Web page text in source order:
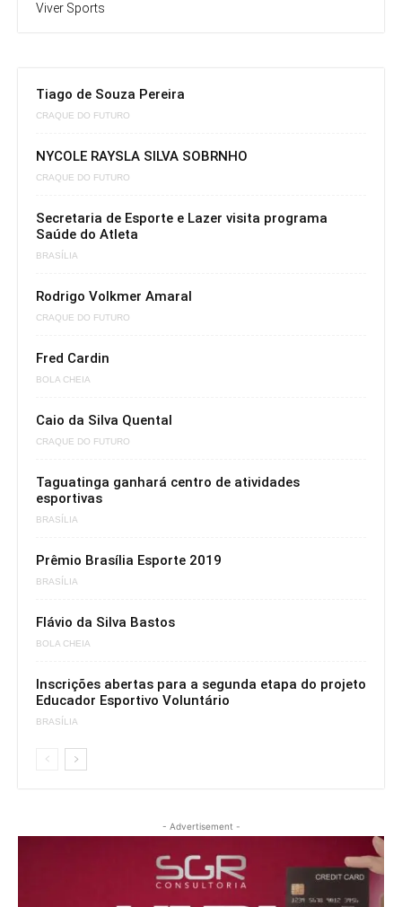
Viver Sports
Tiago de Souza Pereira
CRAQUE DO FUTURO
NYCOLE RAYSLA SILVA SOBRNHO
CRAQUE DO FUTURO
Secretaria de Esporte e Lazer visita programa
Saúde do Atleta
BRASÍLIA
Rodrigo Volkmer Amaral
CRAQUE DO FUTURO
Fred Cardin
BOLA CHEIA
Caio da Silva Quental
CRAQUE DO FUTURO
Taguatinga ganhará centro de atividades
esportivas
BRASÍLIA
Prêmio Brasília Esporte 2019
BRASÍLIA
Flávio da Silva Bastos
BOLA CHEIA
Inscrições abertas para a segunda etapa do projeto
Educador Esportivo Voluntário
BRASÍLIA
- Advertisement -